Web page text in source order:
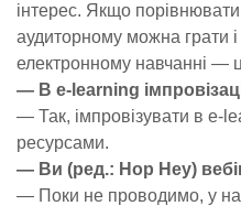
інтерес. Якщо
аудиторному можна грати
електронному навчанні —
— В e-learning
— Так, імпровізувати в e-
ресурсами.
— Ви (ред.: Hop Hey)
— Поки не проводимо, у